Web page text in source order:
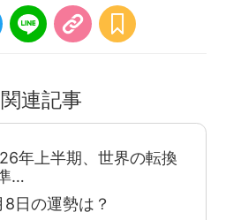
関連記事
年上半期、世界の転換
…
8日の運勢は？